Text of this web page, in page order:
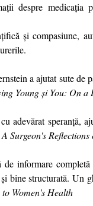
despre medicația
și compasiune,
a ajutat sute de
Young și You: On a
adevărat speranță,
Surgeon's
de informare
bine structurată. Un
Women's Health